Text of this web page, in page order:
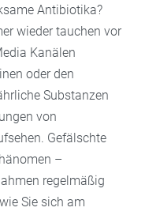
Antibiotika?
wieder tauchen vor
Kanälen
oder den
Substanzen
von
Gefälschte
–
regelmäßig
Sie sich am